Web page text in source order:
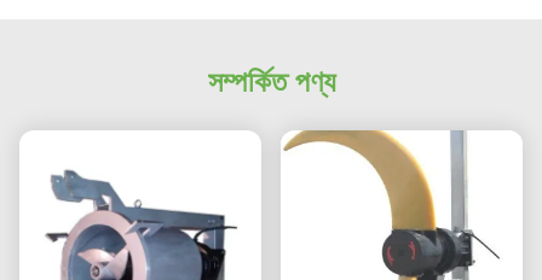
সম্পর্কিত পণ্য